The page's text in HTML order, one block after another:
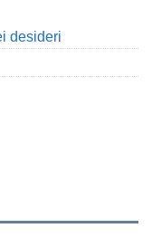
desideri